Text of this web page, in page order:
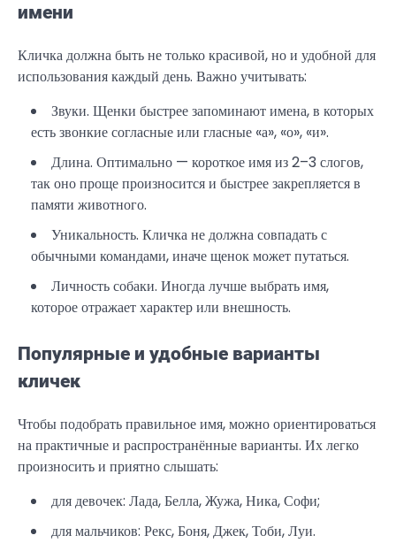
имени
Кличка должна быть не только красивой, но и удобной для
использования каждый день. Важно учитывать:
Звуки. Щенки быстрее запоминают имена, в которых
есть звонкие согласные или гласные «а», «о», «и».
Длина. Оптимально — короткое имя из 2–3 слогов,
так оно проще произносится и быстрее закрепляется в
памяти животного.
Уникальность. Кличка не должна совпадать с
обычными командами, иначе щенок может путаться.
Личность собаки. Иногда лучше выбрать имя,
которое отражает характер или внешность.
Популярные и удобные варианты
кличек
Чтобы подобрать правильное имя, можно ориентироваться
на практичные и распространённые варианты. Их легко
произносить и приятно слышать:
для девочек: Лада, Белла, Жужа, Ника, Софи;
для мальчиков: Рекс, Боня, Джек, Тоби, Луи.